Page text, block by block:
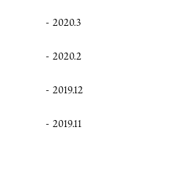
2020.3
2020.2
2019.12
2019.11